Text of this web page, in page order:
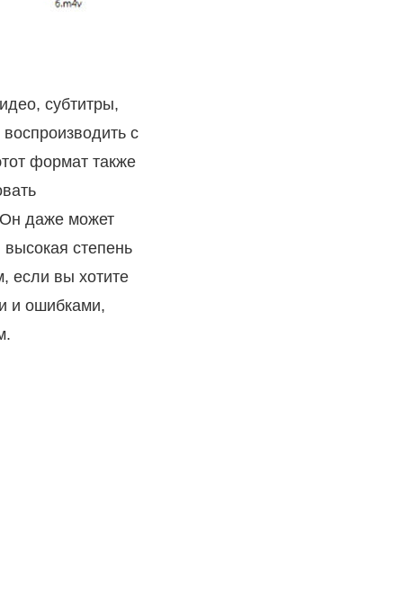
субтитры,
с
формат также
Он даже может
степень
если вы хотите
и ошибками,